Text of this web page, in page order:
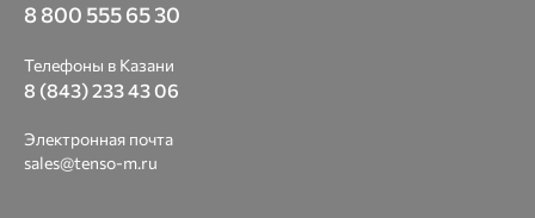
8 800 555 65 30
Телефоны в Казани
8 (843) 233 43 06
Электронная почта
sales@tenso-m.ru